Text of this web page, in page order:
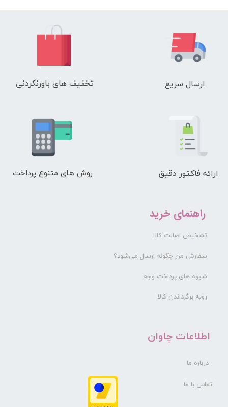
ارسال سریع تخفیف های باورنکردنی
ارائه فاکتور دقیق روش های متنوع پرداخت
راهنمای خرید
تشخیص اصالت کالا
سفارش من چگونه ارسال می‌شود؟
شیوه های پرداخت وجه
رویه برگرداندن کالا
​اطلاعات چاوان
درباره ما
تماس با ما